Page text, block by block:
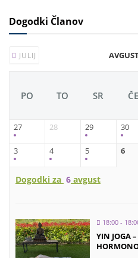
Dogodki Članov
JULIJ
PO TO SR ČE
27 28 29 30
3 4 5 6
Dogodki za 6 avgust
18:00 -
YIN JOGA